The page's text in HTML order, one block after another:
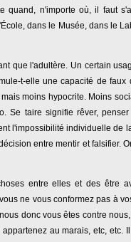
quand, n'importe où, il faut
dans le Musée, dans le
que l'adultère. Un certain
t-elle une capacité de
moins hypocrite. Moins
Se taire signifie rêver,
l'impossibilité individuelle de
entre mentir et falsifier.
entre elles et des être
ne vous conformez pas à
donc vous êtes contre
au marais, etc, etc.